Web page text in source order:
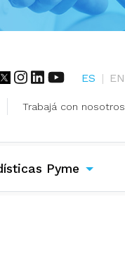
ES | EN
Trabajá con nosotros
Pyme